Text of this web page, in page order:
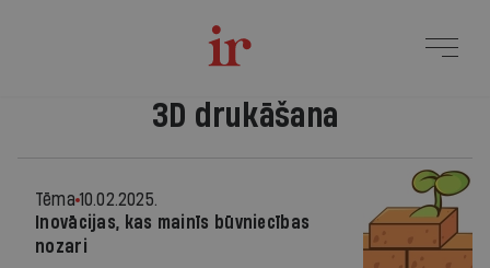
3D drukāšana
Tēma 10.02.2025.
Inovācijas, kas mainīs būvniecības
nozari